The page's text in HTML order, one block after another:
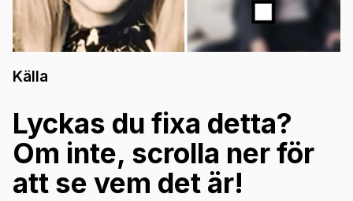
Källa
Lyckas du fixa detta?
Om inte, scrolla ner för
att se vem det är!